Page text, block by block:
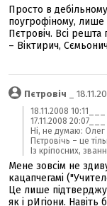
Просто в
поугрофіному, лише
Пєтровіч. Всі
– Віктирич,
Пєтровіч _
18.11.2008
17.11.2008
Ні, не думаю:
Пєтровічь – це
Із кріпосних,
Мене зовсім не
кацапчегамі
Це лише
як і рИгіони. Навіть